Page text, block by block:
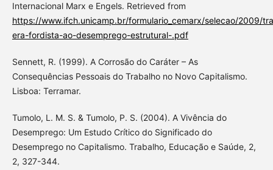
Internacional Marx e Engels. Retrieved from
https://www.ifch.unicamp.br/formulario_cemarx/selecao/2009/
era-fordista-ao-desemprego-estrutural-.pdf
Sennett, R. (1999). A Corrosão do Caráter – As
Consequências Pessoais do Trabalho no Novo Capitalismo.
Lisboa: Terramar.
Tumolo, L. M. S. & Tumolo, P. S. (2004). A Vivência do
Desemprego: Um Estudo Crítico do Significado do
Desemprego no Capitalismo. Trabalho, Educação e Saúde, 2,
2, 327-344.